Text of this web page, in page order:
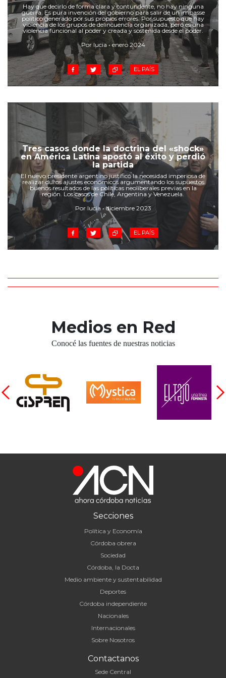
Cruz del Eje
Corredor de Ansenuza
La Carlota y zona
Laboulaye y sur
Bell Ville
Río Tercero
Despeñaderos
Hay que decirlo de forma clara y contundente, no hay ninguna
guerra. Es pura invención del gobierno para salir de un impasse
político generado por sus propios errores. Por supuesto que hay
violencia de los grupos de delincuencia organizada, pero es una
violencia funcional al poder y creada y sostenida desde el poder.
Por lucia • enero 2024
EL PAÍS
Tres casos donde la doctrina del «shock»
en América Latina apostó al éxito y perdió
la partida
El nuevo presidente argentino justificó la necesidad imperiosa de
realizar duros ajustes económicos argumentando los supuestos
buenos resultados de las políticas neoliberales previas en la
región. Los casos de Chile, Argentina y Venezuela.
Por lucia • diciembre 2023
EL PAÍS
Medios en Red
Conocé las fuentes de nuestras noticias
Secciones
Política y Economía
Córdoba obrera
Sociedad
Córdoba, la Docta
Medio ambiente y sustentabilidad
Deportes
Córdoba independiente
Nacionales
Internacionales
Sobre Nosotros
Contactanos
Sede Central